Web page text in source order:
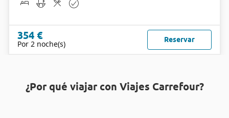
354 €
Por 2 noche(s) Reservar
¿Por qué viajar con Viajes Carrefour?